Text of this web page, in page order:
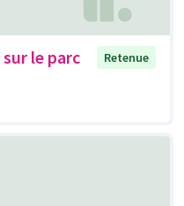
le parc
Retenue